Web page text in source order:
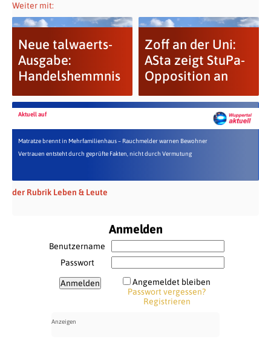
Weiter mit:
Neue talwaerts-
Ausgabe:
Handelshemmnis
Zoff an der Uni:
ASta zeigt StuPa-
Opposition an
Aktuell auf
Matratze brennt in Mehrfamilienhaus – Rauchmelder warnen Bewohner
Vertrauen entsteht durch geprüfte Fakten, nicht durch Vermutung
der Rubrik Leben & Leute
Anmelden
Benutzername
Passwort
Angemeldet bleiben
Passwort vergessen?
Registrieren